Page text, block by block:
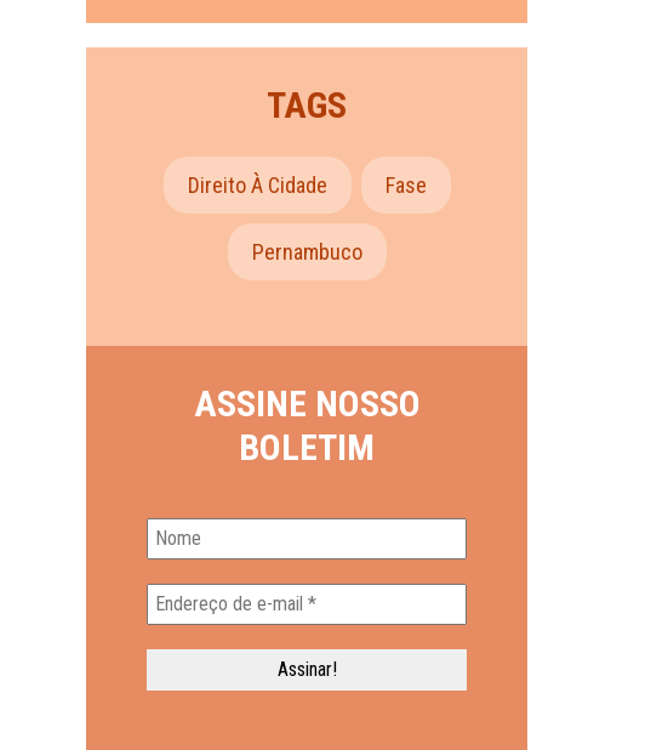
TAGS
Direito À Cidade Fase
Pernambuco
ASSINE NOSSO
BOLETIM